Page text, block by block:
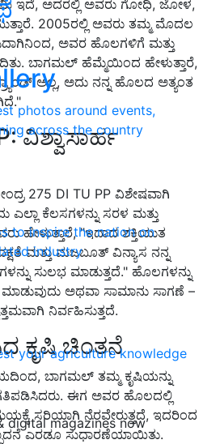
photos around events,
across the country
to inspire the nation on
industry
your agriculture knowledge
digital magazines now
ಇದೆ, ಅದರಲ್ಲಿ ಅವರು ಗೋಧಿ, ಜೋಳ,
2005ರಲ್ಲಿ ಅವರು ತಮ್ಮ ಮೊದಲ
ಅವರ ಹೊಲಗಳಿಗೆ ಮತ್ತು
ಬಾಗಮಲ್ ಹೆಮ್ಮೆಯಿಂದ ಹೇಳುತ್ತಾರೆ,
ಅಲ್ಲ, ಅದು ನನ್ನ ಹೊಲದ ಅತ್ಯಂತ
ವಿಶ್ವಾಸಾರ್ಹ
275 DI TU PP ವಿಶೇಷವಾಗಿ
ಕೆಲಸಗಳನ್ನು ಸರಳ ಮತ್ತು
ಹೇಳುತ್ತಾರೆ, "ಇದಾದ ಶಕ್ತಿಯುತ
ಮತ್ತು ಮಜಬೂತ್ ವಿನ್ಯಾಸ ನನ್ನ
ಸುಲಭ ಮಾಡುತ್ತದೆ." ಹೊಲಗಳನ್ನು
ಅಥವಾ ಸಾಮಾನು ಸಾಗಣೆ –
ನಿರ್ವಹಿಸುತ್ತದೆ.
ಕೃಷಿ ಚಿಂತನೆ
ಬಾಗಮಲ್ ತಮ್ಮ ಕೃಷಿಯನ್ನು
ಈಗ ಅವರ ಹೊಲದಲ್ಲಿ
ಸರಿಯಾಗಿ ನೆರವೇರುತ್ತದೆ, ಇದರಿಂದ
ಎರಡೂ ಸುಧಾರಣೆಯಾಯಿತು.